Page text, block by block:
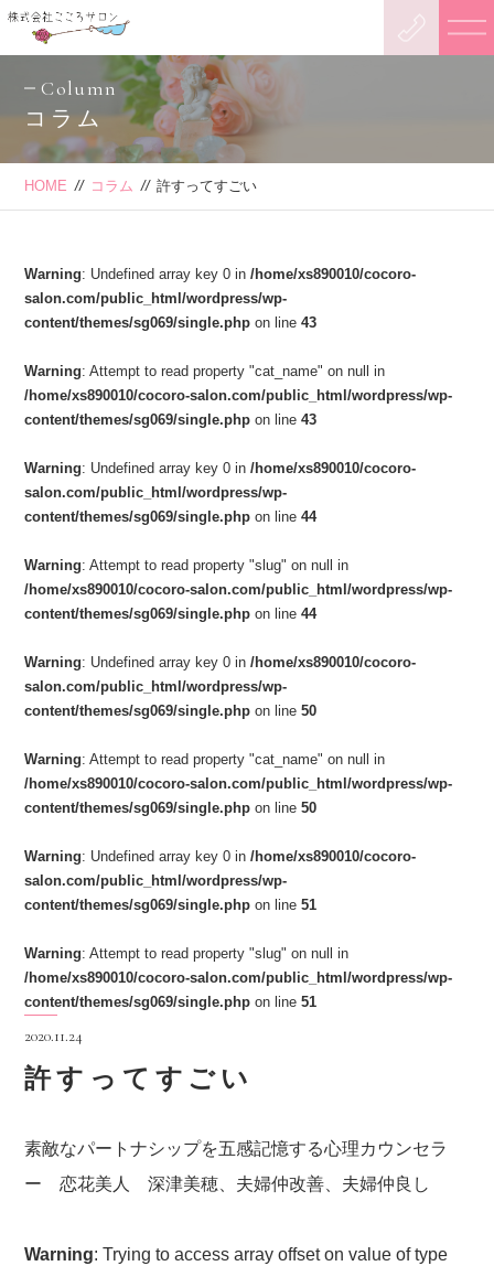
Column
コラム
HOME // コラム // 許すってすごい
Warning: Undefined array key 0 in/home/xs890010/cocoro-
salon.com/public_html/wordpress/wp-
content/themes/sg069/single.php on line43
Warning: Attempt to read property "cat_name" on null in
/home/xs890010/cocoro-salon.com/public_html/wordpress/wp-
content/themes/sg069/single.php on line43
Warning: Undefined array key 0 in/home/xs890010/cocoro-
salon.com/public_html/wordpress/wp-
content/themes/sg069/single.php on line44
Warning: Attempt to read property "slug" on null in
/home/xs890010/cocoro-salon.com/public_html/wordpress/wp-
content/themes/sg069/single.php on line44
Warning: Undefined array key 0 in/home/xs890010/cocoro-
salon.com/public_html/wordpress/wp-
content/themes/sg069/single.php on line50
Warning: Attempt to read property "cat_name" on null in
/home/xs890010/cocoro-salon.com/public_html/wordpress/wp-
content/themes/sg069/single.php on line50
Warning: Undefined array key 0 in/home/xs890010/cocoro-
salon.com/public_html/wordpress/wp-
content/themes/sg069/single.php on line51
Warning: Attempt to read property "slug" on null in
/home/xs890010/cocoro-salon.com/public_html/wordpress/wp-
content/themes/sg069/single.php on line51
2020.11.24
許すってすごい
素敵なパートナシップを五感記憶する心理カウンセラ
ー 恋花美人 深津美穂、夫婦仲改善、夫婦仲良し
Warning: Trying to access array offset on value of type